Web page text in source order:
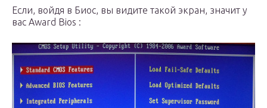
Если, войдя в Биос, вы видите такой экран, значит у
вас Award Bios :